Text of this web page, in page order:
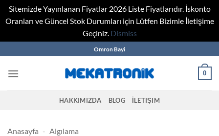
Sitemizde Yayınlanan Fiyatlar 2026 Liste Fiyatlarıdır. İskonto
Oranları ve Güncel Stok Durumları için Lütfen Bizimle İletişime
Geçiniz. Dismiss
to
content
Omron Bayi
0
HAKKIMIZDA BLOG İLETIŞIM
Anasayfa - Algılama